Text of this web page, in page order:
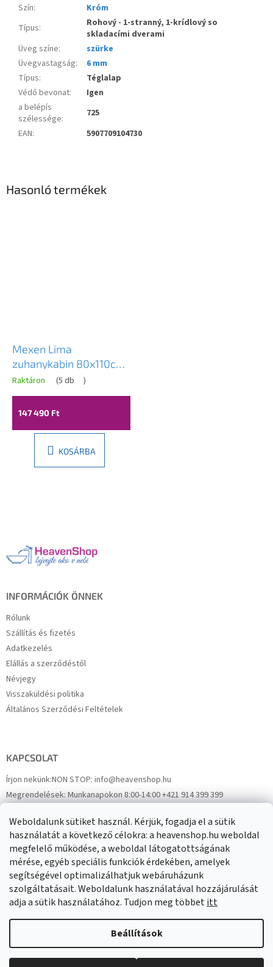
Weboldalunk sütiket használ. Kérjük, fogadja el a sütik
használatát a következő célokra: a heavenshop.hu weboldal
megfelelő működése, a weboldal látogatottságának
mérése, egyéb speciális funkciók érdekében, amelyek
segítségével optimalizálhatjuk webáruházunk
szolgáltatásait. Weboldalunk használatával hozzájárulását
adja a sütik használatához. Tudjon meg többetitt
Beállítások
Szín:
Króm
Típus:
Rohový - 1-stranný, 1-krídlový so
skladacími dverami
Üveg színe:
szürke
Üvegvastagság:
6 mm
Típus:
Téglalap
Védő bevonat:
Igen
a belépís
szélessége:
725
EAN: 5907709104730
Hasonló termékek
Mexen Lima
zuhanykabin 80x110cm,
6mm üveg, króm profil-
átlátszó üveg, 856-
080-110-01-00
Raktáron (5 db )
147 490 Ft
KOSÁRBA
INFORMÁCIÓK ÖNNEK
Rólunk
Szállítás és fizetés
Adatkezelés
Elállás a szerződéstől
Névjegy
Visszaküldési politika
Általános Szerződési Feltételek
KAPCSOLAT
Írjon nekünk:NON STOP: info@heavenshop.hu
Megrendelések:Munkanapokon 8:00-14:00 +421 914 399 399
FacebookHeavenShop.sk
Eredményeink